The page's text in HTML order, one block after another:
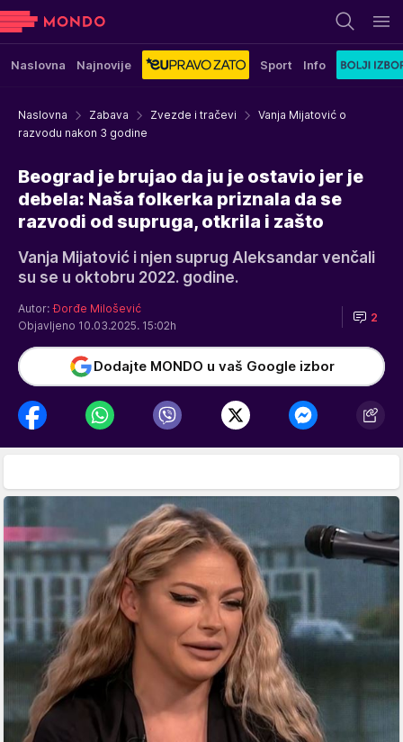
Naslovna Najnovije Sport Info
Naslovna Zabava Zvezde i tračevi
Vanja Mijatović o
razvodu nakon 3 godine
Beograd je brujao da ju je ostavio jer je
debela: Naša folkerka priznala da se
razvodi od supruga, otkrila i zašto
Vanja Mijatović i njen suprug Aleksandar venčali
su se u oktobru 2022. godine.
Autor: Đorđe Milošević
Objavljeno 10.03.2025. 15:02h
2
Dodajte MONDO u vaš Google izbor